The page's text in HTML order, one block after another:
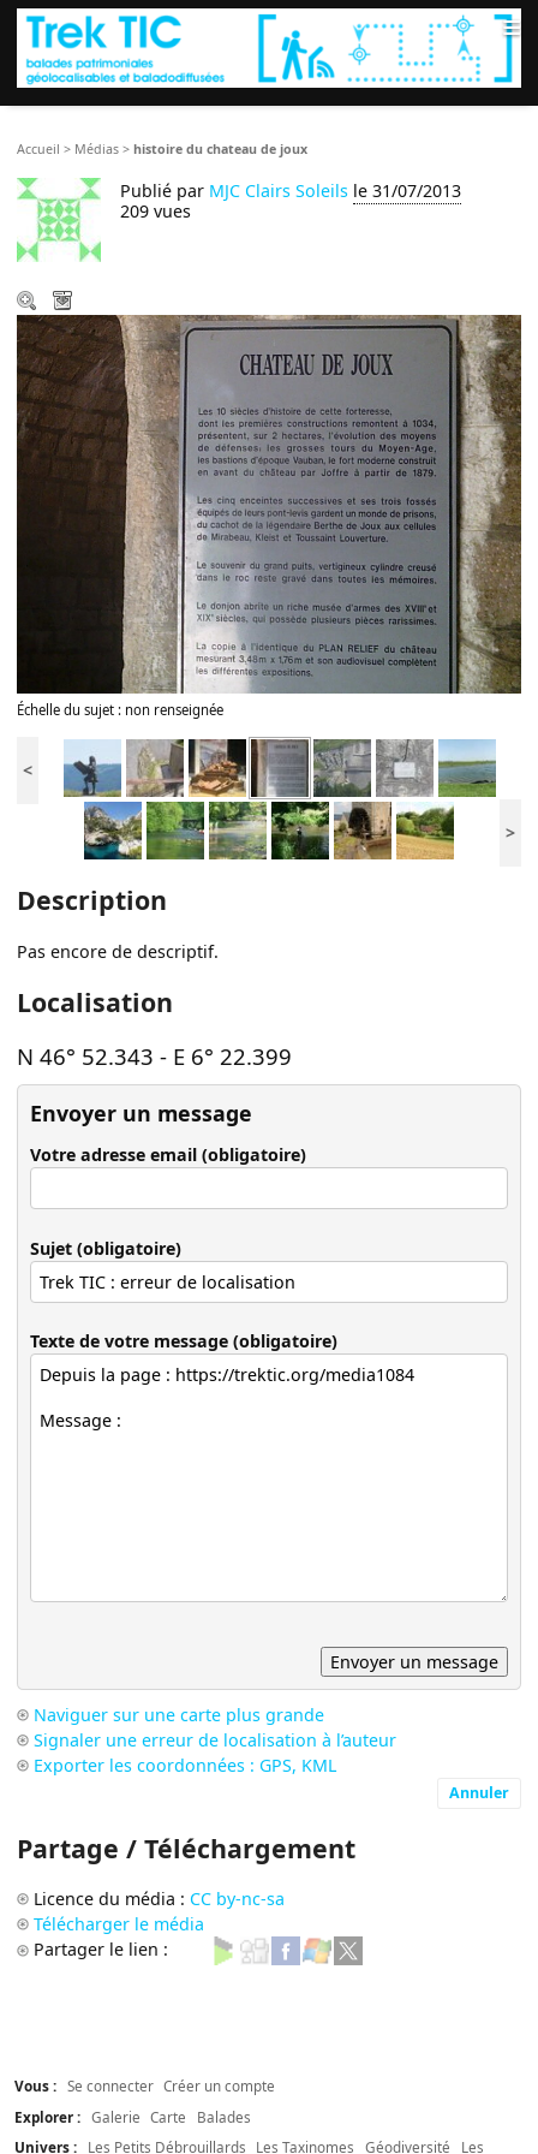
≡
Accueil > Médias >histoire du chateau de joux
Publié par MJC Clairs Soleils le 31/07/2013
209 vues
Échelle du sujet : non renseignée
<
>
Description
Pas encore de descriptif.
Localisation
N 46° 52.343 - E 6° 22.399
Envoyer un message
Votre adresse email (obligatoire)
Sujet (obligatoire)
Texte de votre message (obligatoire)
Naviguer sur une carte plus grande
Signaler une erreur de localisation à l’auteur
Exporter les coordonnées : GPS, KML
Annuler
Partage / Téléchargement
Licence du média : CC by-nc-sa
Télécharger le média
Partager le lien :
Vous : Se connecter Créer un compte
Explorer : Galerie Carte
Balades
Univers :
Les Petits Débrouillards Les Taxinomes Géodiversité Les